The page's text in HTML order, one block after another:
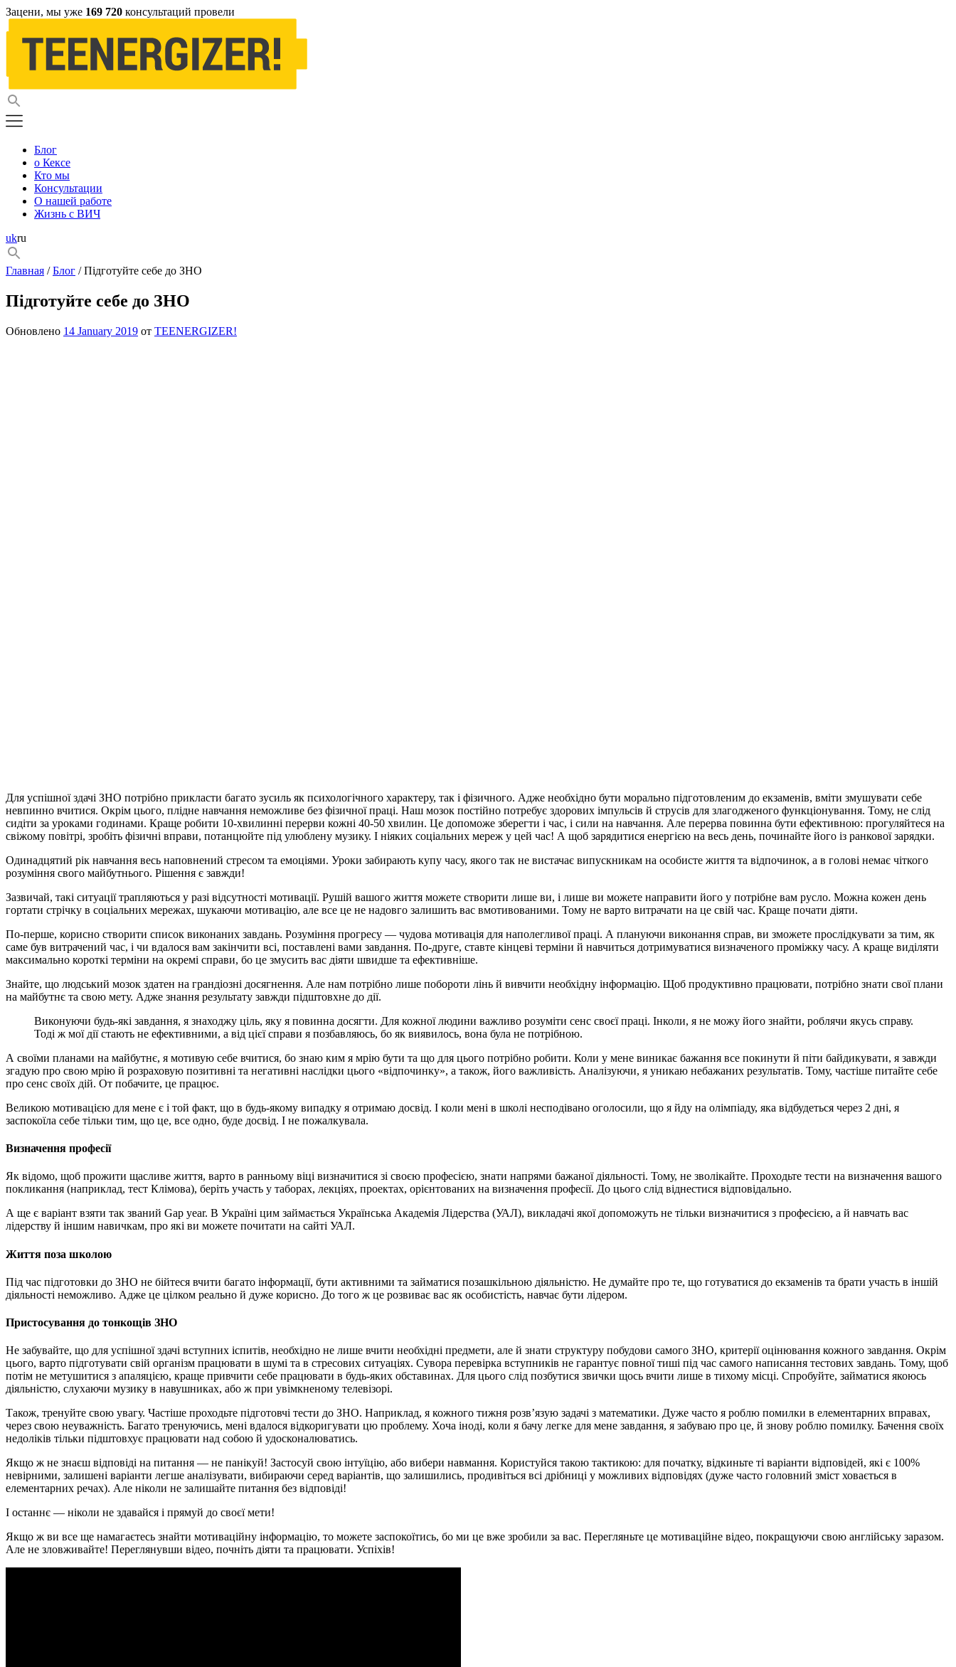
Зацени, мы уже 169 720 консультаций провели
Блог
о Кексе
Кто мы
Консультации
О нашей работе
Жизнь с ВИЧ
ukru
Главная /Блог / Підготуйте себе до ЗНО
Підготуйте себе до ЗНО
Обновлено 14 January 2019 от TEENERGIZER!
Для успішної здачі ЗНО потрібно прикласти багато зусиль як психологічного характеру, так і фізичного. Адже необхідно бути морально підготовленим до екзаменів, вміти змушувати себе
невпинно вчитися. Окрім цього, плідне навчання неможливе без фізичної праці. Наш мозок постійно потребує здорових імпульсів й струсів для злагодженого функціонування. Тому, не слід
сидіти за уроками годинами. Краще робити 10-хвилинні перерви кожні 40-50 хвилин. Це допоможе зберегти і час, і сили на навчання. Але перерва повинна бути ефективною: прогуляйтеся на
свіжому повітрі, зробіть фізичні вправи, потанцюйте під улюблену музику. І ніяких соціальних мереж у цей час! А щоб зарядитися енергією на весь день, починайте його із ранкової зарядки.
Одинадцятий рік навчання весь наповнений стресом та емоціями. Уроки забирають купу часу, якого так не вистачає випускникам на особисте життя та відпочинок, а в голові немає чіткого
розуміння свого майбутнього. Рішення є завжди!
Зазвичай, такі ситуації трапляються у разі відсутності мотивації. Рушій вашого життя можете створити лише ви, і лише ви можете направити його у потрібне вам русло. Можна кожен день
гортати стрічку в соціальних мережах, шукаючи мотивацію, але все це не надовго залишить вас вмотивованими. Тому не варто витрачати на це свій час. Краще почати діяти.
По-перше, корисно створити список виконаних завдань. Розуміння прогресу — чудова мотивація для наполегливої праці. А плануючи виконання справ, ви зможете прослідкувати за тим, як
саме був витрачений час, і чи вдалося вам закінчити всі, поставлені вами завдання. По-друге, ставте кінцеві терміни й навчиться дотримуватися визначеного проміжку часу. А краще виділяти
максимально короткі терміни на окремі справи, бо це змусить вас діяти швидше та ефективніше.
Знайте, що людський мозок здатен на грандіозні досягнення. Але нам потрібно лише побороти лінь й вивчити необхідну інформацію. Щоб продуктивно працювати, потрібно знати свої плани
на майбутнє та свою мету. Адже знання результату завжди підштовхне до дії.
Виконуючи будь-які завдання, я знаходжу ціль, яку я повинна досягти. Для кожної людини важливо розуміти сенс своєї праці. Інколи, я не можу його знайти, роблячи якусь справу.
Тоді ж мої дії стають не ефективними, а від цієї справи я позбавляюсь, бо як виявилось, вона була не потрібною.
А своїми планами на майбутнє, я мотивую себе вчитися, бо знаю ким я мрію бути та що для цього потрібно робити. Коли у мене виникає бажання все покинути й піти байдикувати, я завжди
згадую про свою мрію й розраховую позитивні та негативні наслідки цього «відпочинку», а також, його важливість. Аналізуючи, я уникаю небажаних результатів. Тому, частіше питайте себе
про сенс своїх дій. От побачите, це працює.
Великою мотивацією для мене є і той факт, що в будь-якому випадку я отримаю досвід. І коли мені в школі несподівано оголосили, що я йду на олімпіаду, яка відбудеться через 2 дні, я
заспокоїла себе тільки тим, що це, все одно, буде досвід. І не пожалкувала.
Визначення професії
Як відомо, щоб прожити щасливе життя, варто в ранньому віці визначитися зі своєю професією, знати напрями бажаної діяльності. Тому, не зволікайте. Проходьте тести на визначення вашого
покликання (наприклад, тест Клімова), беріть участь у таборах, лекціях, проектах, орієнтованих на визначення професії. До цього слід віднестися відповідально.
А ще є варіант взяти так званий Gap year. В Україні цим займається Українська Академія Лідерства (УАЛ), викладачі якої допоможуть не тільки визначитися з професією, а й навчать вас
лідерству й іншим навичкам, про які ви можете почитати на сайті УАЛ.
Життя поза школою
Під час підготовки до ЗНО не бійтеся вчити багато інформації, бути активними та займатися позашкільною діяльністю. Не думайте про те, що готуватися до екзаменів та брати участь в іншій
діяльності неможливо. Адже це цілком реально й дуже корисно. До того ж це розвиває вас як особистість, навчає бути лідером.
Пристосування до тонкощів ЗНО
Не забувайте, що для успішної здачі вступних іспитів, необхідно не лише вчити необхідні предмети, але й знати структуру побудови самого ЗНО, критерії оцінювання кожного завдання. Окрім
цього, варто підготувати свій організм працювати в шумі та в стресових ситуаціях. Сувора перевірка вступників не гарантує повної тиші під час самого написання тестових завдань. Тому, щоб
потім не метушитися з апаляцією, краще привчити себе працювати в будь-яких обставинах. Для цього слід позбутися звички щось вчити лише в тихому місці. Спробуйте, займатися якоюсь
діяльністю, слухаючи музику в навушниках, або ж при увімкненому телевізорі.
Також, тренуйте свою увагу. Частіше проходьте підготовчі тести до ЗНО. Наприклад, я кожного тижня розв’язую задачі з математики. Дуже часто я роблю помилки в елементарних вправах,
через свою неуважність. Багато тренуючись, мені вдалося відкоригувати цю проблему. Хоча іноді, коли я бачу легке для мене завдання, я забуваю про це, й знову роблю помилку. Бачення своїх
недоліків тільки підштовхує працювати над собою й удосконалюватись.
Якщо ж не знаєш відповіді на питання — не панікуй! Застосуй свою інтуїцію, або вибери навмання. Користуйся такою тактикою: для початку, відкиньте ті варіанти відповідей, які є 100%
невірними, залишені варіанти легше аналізувати, вибираючи серед варіантів, що залишились, продивіться всі дрібниці у можливих відповідях (дуже часто головний зміст ховається в
елементарних речах). Але ніколи не залишайте питання без відповіді!
І останнє — ніколи не здавайся і прямуй до своєї мети!
Якщо ж ви все ще намагаєтесь знайти мотиваційну інформацію, то можете заспокоїтись, бо ми це вже зробили за вас. Перегляньте це мотиваційне відео, покращуючи свою англійську заразом.
Але не зловживайте! Переглянувши відео, почніть діяти та працювати. Успіхів!